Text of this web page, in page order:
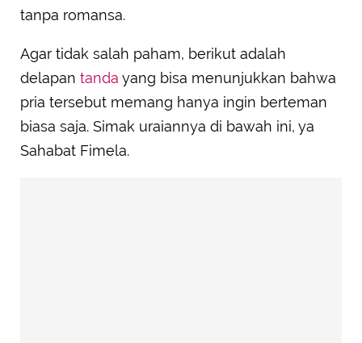
Tidak Ada Keinginan untuk Mengesankanmu
tanpa romansa.
Agar tidak salah paham, berikut adalah
delapan tanda yang bisa menunjukkan bahwa
pria tersebut memang hanya ingin berteman
biasa saja. Simak uraiannya di bawah ini, ya
Sahabat Fimela.